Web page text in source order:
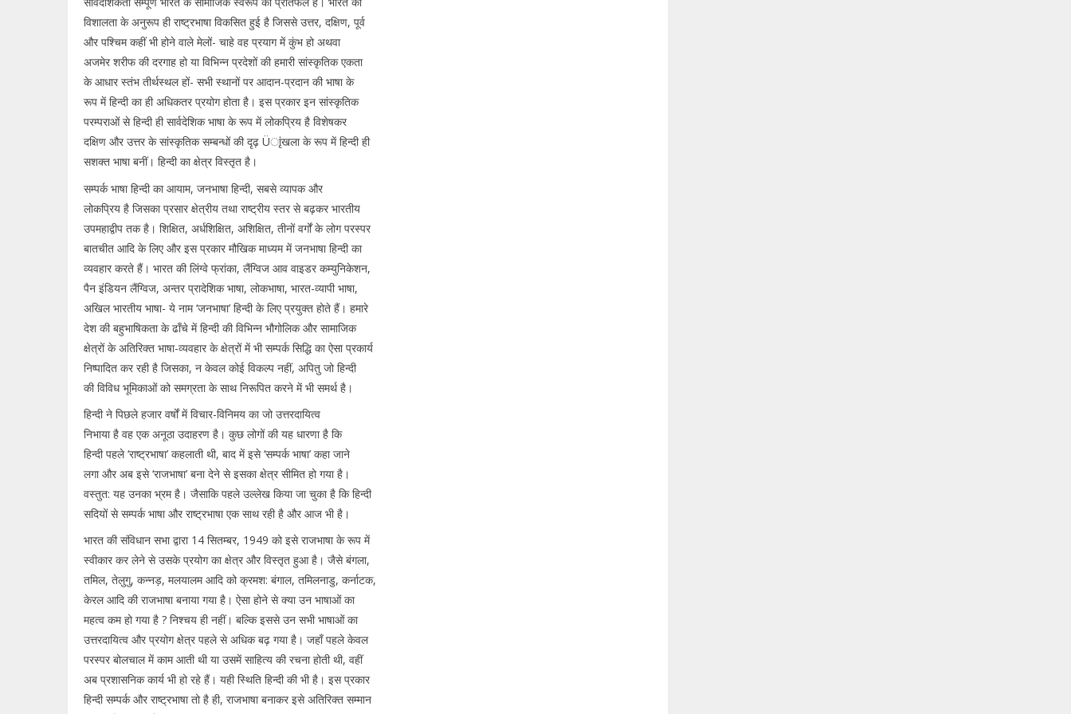
विशालता के अनुरूप ही राष्ट्रभाषा विकसित हुई है जिससे उत्तर, दक्षिण, पूर्व
और पश्चिम कहीं भी होने वाले मेलों- चाहे वह प्रयाग में कुंभ हो अथवा
अजमेर शरीफ की दरगाह हो या विभिन्न प्रदेशों की हमारी सांस्कृतिक एकता
के आधार स्तंभ तीर्थस्थल हों- सभी स्थानों पर आदान-प्रदान की भाषा के
रूप में हिन्दी का ही अधिकतर प्रयोग होता है। इस प्रकार इन सांस्कृतिक
परम्पराओं से हिन्दी ही सार्वदेशिक भाषा के रूप में लोकप्रिय है विशेषकर
दक्षिण और उत्तर के सांस्कृतिक सम्बन्धों की दृढ़ Üाृंखला के रूप में हिन्दी ही
सशक्त भाषा बनीं। हिन्दी का क्षेत्र विस्तृत है।
सम्पर्क भाषा हिन्दी का आयाम, जनभाषा हिन्दी, सबसे व्यापक और
लोकप्रिय है जिसका प्रसार क्षेत्रीय तथा राष्ट्रीय स्तर से बढ़कर भारतीय
उपमहाद्वीप तक है। शिक्षित, अर्धशिक्षित, अशिक्षित, तीनों वर्गों के लोग परस्पर
बातचीत आदि के लिए और इस प्रकार मौखिक माध्यम में जनभाषा हिन्दी का
व्यवहार करते हैं। भारत की लिंग्वे फ्रांका, लैंग्विज आव वाइडर कम्युनिकेशन,
पैन इंडियन लैंग्विज, अन्तर प्रादेशिक भाषा, लोकभाषा, भारत-व्यापी भाषा,
अखिल भारतीय भाषा- ये नाम ‘जनभाषा’ हिन्दी के लिए प्रयुक्त होते हैं। हमारे
देश की बहुभाषिकता के ढाँचे में हिन्दी की विभिन्न भौगोलिक और सामाजिक
क्षेत्रों के अतिरिक्त भाषा-व्यवहार के क्षेत्रों में भी सम्पर्क सिद्धि का ऐसा प्रकार्य
निष्पादित कर रही है जिसका, न केवल कोई विकल्प नहीं, अपितु जो हिन्दी
की विविध भूमिकाओं को समग्रता के साथ निरूपित करने में भी समर्थ है।
हिन्दी ने पिछले हजार वर्षों में विचार-विनिमय का जो उत्तरदायित्व
निभाया है वह एक अनूठा उदाहरण है। कुछ लोगों की यह धारणा है कि
हिन्दी पहले ‘राष्ट्रभाषा’ कहलाती थी, बाद में इसे ‘सम्पर्क भाषा’ कहा जाने
लगा और अब इसे ‘राजभाषा’ बना देने से इसका क्षेत्र सीमित हो गया है।
वस्तुत: यह उनका भ्रम है। जैसाकि पहले उल्लेख किया जा चुका है कि हिन्दी
सदियों से सम्पर्क भाषा और राष्ट्रभाषा एक साथ रही है और आज भी है।
भारत की संविधान सभा द्वारा 14 सितम्बर, 1949 को इसे राजभाषा के रूप में
स्वीकार कर लेने से उसके प्रयोग का क्षेत्र और विस्तृत हुआ है। जैसे बंगला,
तमिल, तेलुगु, कन्नड़, मलयालम आदि को क्रमश: बंगाल, तमिलनाडु, कर्नाटक,
केरल आदि की राजभाषा बनाया गया है। ऐसा होने से क्या उन भाषाओं का
महत्व कम हो गया है ? निश्चय ही नहीं। बल्कि इससे उन सभी भाषाओं का
उत्तरदायित्व और प्रयोग क्षेत्र पहले से अधिक बढ़ गया है। जहाँ पहले केवल
परस्पर बोलचाल में काम आती थी या उसमें साहित्य की रचना होती थी, वहीं
अब प्रशासनिक कार्य भी हो रहे हैं। यही स्थिति हिन्दी की भी है। इस प्रकार
हिन्दी सम्पर्क और राष्ट्रभाषा तो है ही, राजभाषा बनाकर इसे अतिरिक्त सम्मान